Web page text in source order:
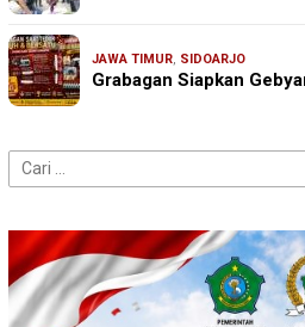
JAWA TIMUR, SIDOARJO
Grabagan Siapkan
Cari
untuk: